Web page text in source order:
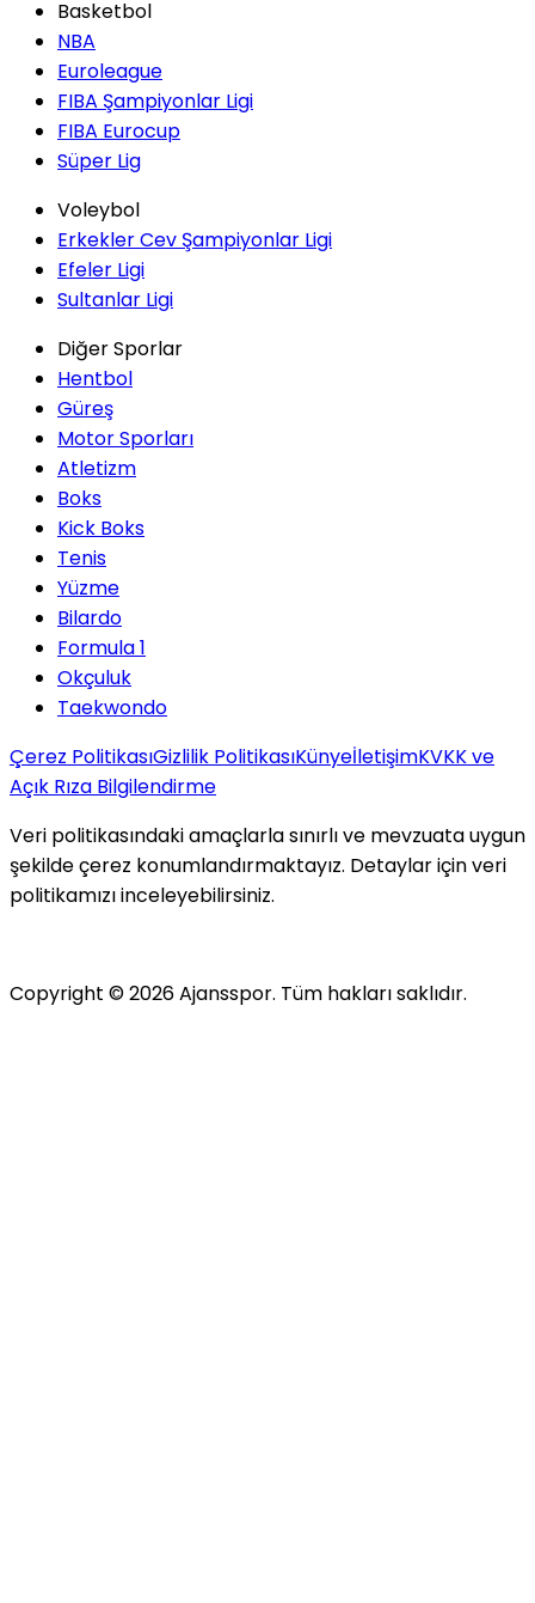
Basketbol
NBA
Euroleague
FIBA Şampiyonlar Ligi
FIBA Eurocup
Süper Lig
Voleybol
Erkekler Cev Şampiyonlar Ligi
Efeler Ligi
Sultanlar Ligi
Diğer Sporlar
Hentbol
Güreş
Motor Sporları
Atletizm
Boks
Kick Boks
Tenis
Yüzme
Bilardo
Formula 1
Okçuluk
Taekwondo
Çerez PolitikasıGizlilik PolitikasıKünyeİletişimKVKK ve
Açık Rıza Bilgilendirme
Veri politikasındaki amaçlarla sınırlı ve mevzuata uygun
şekilde çerez konumlandırmaktayız. Detaylar için veri
politikamızı inceleyebilirsiniz.
Copyright ©2026Ajansspor. Tüm hakları saklıdır.